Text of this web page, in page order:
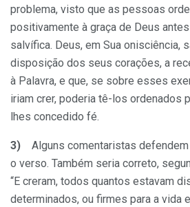
problema, visto que as pessoas
positivamente à graça de Deus
salvífica. Deus, em Sua onisciência,
disposição dos seus corações, a
à Palavra, e que, se sobre esses
iriam crer, poderia tê-los ordenados
lhes concedido fé.
3) Alguns comentaristas
o verso. Também seria correto,
“E creram, todos quantos estavam
determinados, ou firmes para a vida